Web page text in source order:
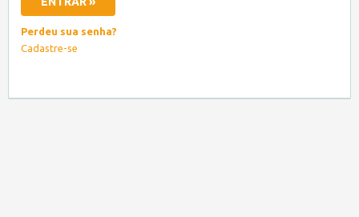
Perdeu sua senha?
Cadastre-se